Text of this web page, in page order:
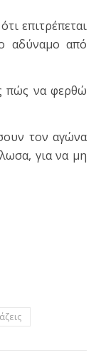
επιτρέπεται
αδύναμο από
πώς να φερθώ
τον αγώνα
για να μη